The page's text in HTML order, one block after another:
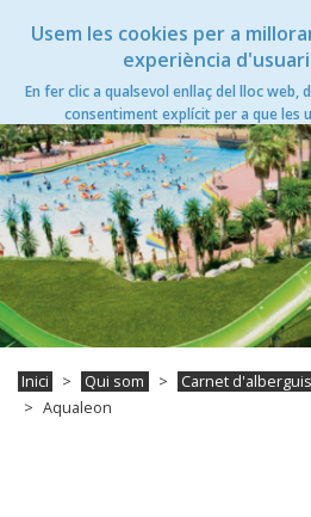
Usem les cookies per a
experiència d'usuari
En fer clic a qualsevol enllaç del lloc web,
consentiment explícit per a que les
Toggle
Toggle
navigation
Aqualeon
Inici Qui som Carnet
Aqualeon